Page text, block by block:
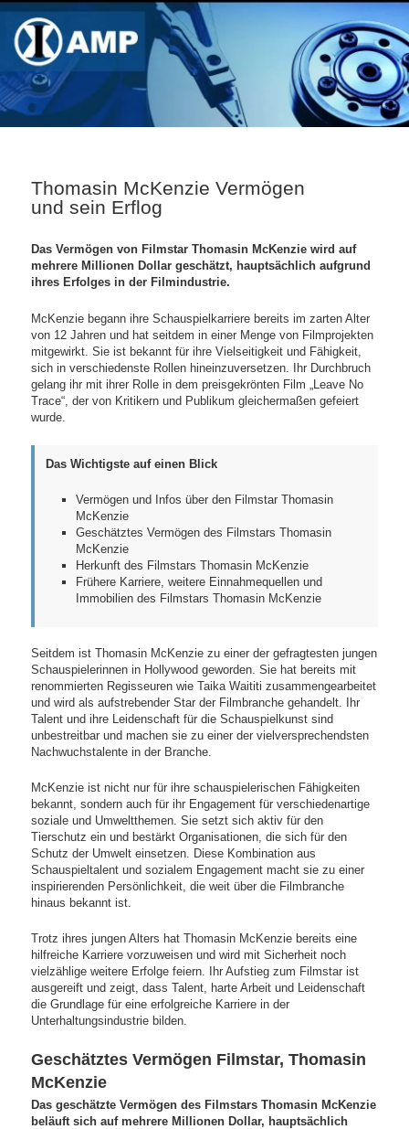
Thomasin McKenzie Vermögen
und sein Erflog
Das Vermögen von Filmstar Thomasin McKenzie wird auf
mehrere Millionen Dollar geschätzt, hauptsächlich aufgrund
ihres Erfolges in der Filmindustrie.
McKenzie begann ihre Schauspielkarriere bereits im zarten Alter
von 12 Jahren und hat seitdem in einer Menge von Filmprojekten
mitgewirkt. Sie ist bekannt für ihre Vielseitigkeit und Fähigkeit,
sich in verschiedenste Rollen hineinzuversetzen. Ihr Durchbruch
gelang ihr mit ihrer Rolle in dem preisgekrönten Film „Leave No
Trace“, der von Kritikern und Publikum gleichermaßen gefeiert
wurde.
Das Wichtigste auf einen Blick
Vermögen und Infos über den Filmstar Thomasin
McKenzie
Geschätztes Vermögen des Filmstars Thomasin
McKenzie
Herkunft des Filmstars Thomasin McKenzie
Frühere Karriere, weitere Einnahmequellen und
Immobilien des Filmstars Thomasin McKenzie
Seitdem ist Thomasin McKenzie zu einer der gefragtesten jungen
Schauspielerinnen in Hollywood geworden. Sie hat bereits mit
renommierten Regisseuren wie Taika Waititi zusammengearbeitet
und wird als aufstrebender Star der Filmbranche gehandelt. Ihr
Talent und ihre Leidenschaft für die Schauspielkunst sind
unbestreitbar und machen sie zu einer der vielversprechendsten
Nachwuchstalente in der Branche.
McKenzie ist nicht nur für ihre schauspielerischen Fähigkeiten
bekannt, sondern auch für ihr Engagement für verschiedenartige
soziale und Umweltthemen. Sie setzt sich aktiv für den
Tierschutz ein und bestärkt Organisationen, die sich für den
Schutz der Umwelt einsetzen. Diese Kombination aus
Schauspieltalent und sozialem Engagement macht sie zu einer
inspirierenden Persönlichkeit, die weit über die Filmbranche
hinaus bekannt ist.
Trotz ihres jungen Alters hat Thomasin McKenzie bereits eine
hilfreiche Karriere vorzuweisen und wird mit Sicherheit noch
vielzählige weitere Erfolge feiern. Ihr Aufstieg zum Filmstar ist
ausgereift und zeigt, dass Talent, harte Arbeit und Leidenschaft
die Grundlage für eine erfolgreiche Karriere in der
Unterhaltungsindustrie bilden.
Geschätztes Vermögen Filmstar, Thomasin
McKenzie
Das geschätzte Vermögen des Filmstars Thomasin McKenzie
beläuft sich auf mehrere Millionen Dollar, hauptsächlich